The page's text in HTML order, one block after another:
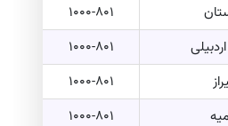
1000-801
1000-801
1000-801
1000-801